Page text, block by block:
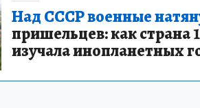
Над СССР военные
пришельцев: как страна
изучала инопланетных